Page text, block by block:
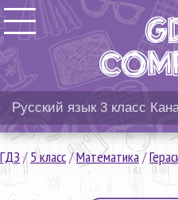
ГДЗ/5 класс/Математика/